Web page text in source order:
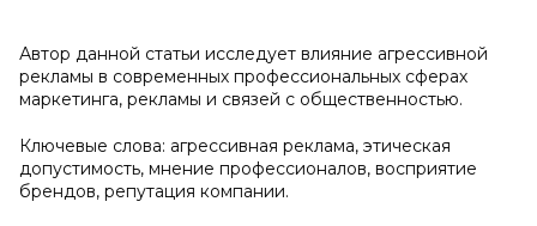
Автор данной статьи исследует влияние агрессивной
рекламы в современных профессиональных сферах
маркетинга, рекламы и связей с общественностью.
Ключевые слова: агрессивная реклама, этическая
допустимость, мнение профессионалов, восприятие
брендов, репутация компании.